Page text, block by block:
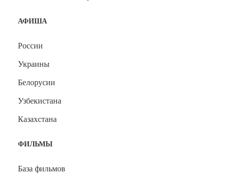
АФИША
России
Украины
Белорусии
Узбекистана
Казахстана
ФИЛЬМЫ
База фильмов